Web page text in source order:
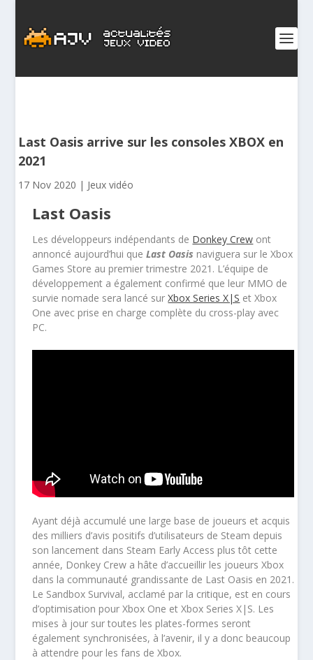
Last Oasis arrive sur les consoles XBOX en
2021
17 Nov 2020 | Jeux vidéo
Last Oasis
Les développeurs indépendants de Donkey Crew ont
annoncé aujourd’hui queLast Oasis naviguera sur le Xbox
Games Store au premier trimestre 2021. L’équipe de
développement a également confirmé que leur MMO de
survie nomade sera lancé surXbox Series X|S et Xbox
One avec prise en charge complète du cross-play avec
PC.
Ayant déjà accumulé une large base de joueurs et acquis
des milliers d’avis positifs d’utilisateurs de Steam depuis
son lancement dans Steam Early Access plus tôt cette
année, Donkey Crew a hâte d’accueillir les joueurs Xbox
dans la communauté grandissante de Last Oasis en 2021.
Le Sandbox Survival, acclamé par la critique, est en cours
d’optimisation pour Xbox One et Xbox Series X|S. Les
mises à jour sur toutes les plates-formes seront
également synchronisées, à l’avenir, il y a donc beaucoup
à attendre pour les fans de Xbox.